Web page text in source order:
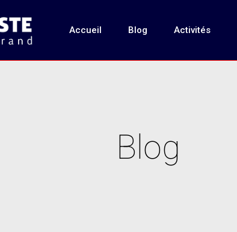
Accueil Blog Activités
Blog